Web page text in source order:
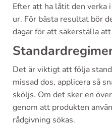
Efter att ha låtit den verka
ur. För bästa resultat bör
dagar för att säkerställa
Det är viktigt att följa
missad dos, applicera så
sköljs. Om det sker en
genom att produkten
rådgivning sökas.